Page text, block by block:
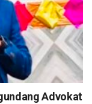
Advokat